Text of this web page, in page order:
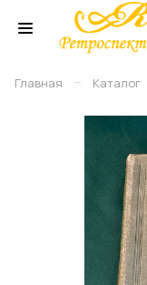
Главная – Каталог